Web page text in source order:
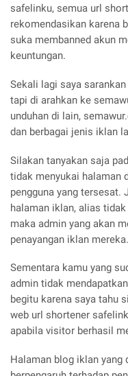
safelinku, semua url
rekomendasikan karena
suka membanned akun
keuntungan.
Sekali lagi saya
tapi di arahkan ke
unduhan di lain,
dan berbagai jenis iklan
Silakan tanyakan saja
tidak menyukai halaman
pengguna yang
halaman iklan, alias
maka admin yang akan
penayangan iklan mereka.
Sementara kamu yang
admin tidak
begitu karena saya tahu
web url shortener
apabila visitor berhasil
Halaman blog iklan yang